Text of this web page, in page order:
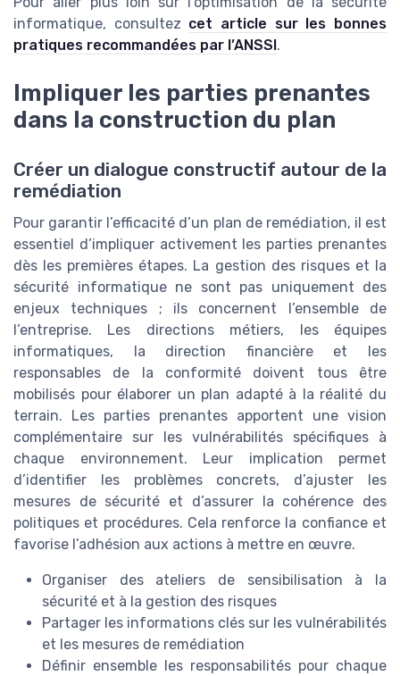
informatique, consultez cet article sur les bonnes
pratiques recommandées par l’ANSSI.
Impliquer les parties prenantes
dans la construction du plan
Créer un dialogue constructif autour de la
remédiation
Pour garantir l’efficacité d’un plan de remédiation, il est
essentiel d’impliquer activement les parties prenantes
dès les premières étapes. La gestion des risques et la
sécurité informatique ne sont pas uniquement des
enjeux techniques ; ils concernent l’ensemble de
l’entreprise. Les directions métiers, les équipes
informatiques, la direction financière et les
responsables de la conformité doivent tous être
mobilisés pour élaborer un plan adapté à la réalité du
terrain. Les parties prenantes apportent une vision
complémentaire sur les vulnérabilités spécifiques à
chaque environnement. Leur implication permet
d’identifier les problèmes concrets, d’ajuster les
mesures de sécurité et d’assurer la cohérence des
politiques et procédures. Cela renforce la confiance et
favorise l’adhésion aux actions à mettre en œuvre.
Organiser des ateliers de sensibilisation à la
sécurité et à la gestion des risques
Partager les informations clés sur les vulnérabilités
et les mesures de remédiation
Définir ensemble les responsabilités pour chaque